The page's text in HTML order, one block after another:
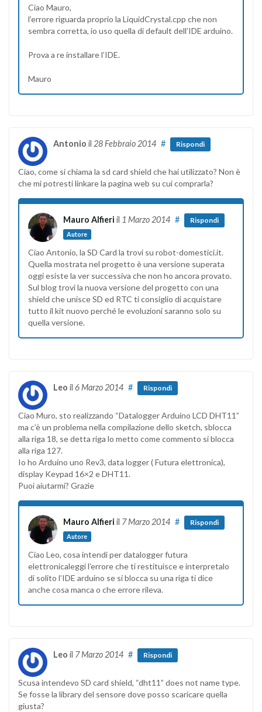
Ciao Mauro,
l’errore riguarda proprio la LiquidCrystal.cpp che non
sembra corretta, io uso quella di default dell’IDE arduino.
Prova a re installare l’IDE.
Mauro
Antonio il 28 Febbraio 2014 # Rispondi
Ciao, come si chiama la sd card shield che hai utilizzato? Non è
che mi potresti linkare la pagina web su cui comprarla?
Mauro Alfieri il 1 Marzo 2014
Autore
# Rispondi
Ciao Antonio, la SD Card la trovi su robot-domestici.it.
Quella mostrata nel progetto è una versione superata
oggi esiste la ver successiva che non ho ancora provato.
Sul blog trovi la nuova versione del progetto con una
shield che unisce SD ed RTC ti consiglio di acquistare
tutto il kit nuovo perché le evoluzioni saranno solo su
quella versione.
Leo il 6 Marzo 2014 # Rispondi
Ciao Muro, sto realizzando “Datalogger Arduino LCD DHT11”
ma c’è un problema nella compilazione dello sketch, sblocca
alla riga 18, se detta riga lo metto come commento si blocca
alla riga 127.
Io ho Arduino uno Rev3, data logger ( Futura elettronica),
display Keypad 16×2 e DHT11.
Puoi aiutarmi? Grazie
Mauro Alfieri il 7 Marzo 2014
Autore
# Rispondi
Ciao Leo, cosa intendi per datalogger futura
elettronicaleggi l’errore che ti restituisce e interpretalo
di solito l’IDE arduino se si blocca su una riga ti dice
anche cosa manca o che errore rileva.
Leo il 7 Marzo 2014 # Rispondi
Scusa intendevo SD card shield, “dht11” does not name type.
Se fosse la library del sensore dove posso scaricare quella
giusta?